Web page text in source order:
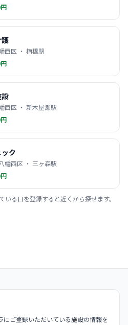
西区 ・ 楠橋駅
西区 ・ 新木屋瀬駅
ク
幡西区 ・ 三ヶ森駅
る日を登録すると近くから探せます。
ご登録いただいている施設の情報を